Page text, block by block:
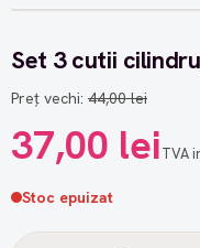
-15%
Set 3 cutii
Preț vechi: 44,00 lei
37,00 leiTVA
Stoc epuizat